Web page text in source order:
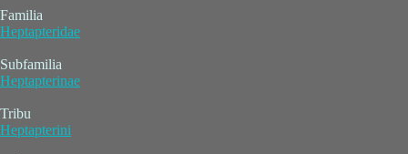
Familia
Heptapteridae
Subfamilia
Heptapterinae
Tribu
Heptapterini